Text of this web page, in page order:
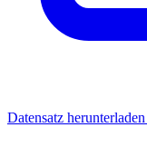
Datensatz